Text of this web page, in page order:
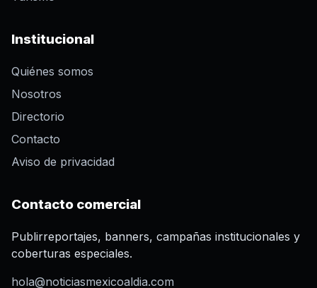
Institucional
Quiénes somos
Nosotros
Directorio
Contacto
Aviso de privacidad
Contacto comercial
Publirreportajes, banners, campañas institucionales y
coberturas especiales.
hola@noticiasmexicoaldia.com